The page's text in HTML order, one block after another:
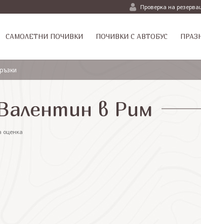
Проверка на
САМОЛЕТНИ ПОЧИВКИ ПОЧИВКИ С АВТОБУС
в Рим
оценка